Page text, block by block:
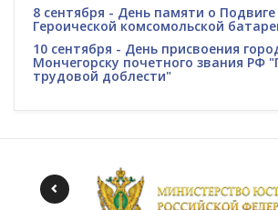
8 сентября - День памяти о Подвиге
Героической комсомольской
10 сентября - День присвоения
Мончегорску почетного звания РФ
трудовой доблести"